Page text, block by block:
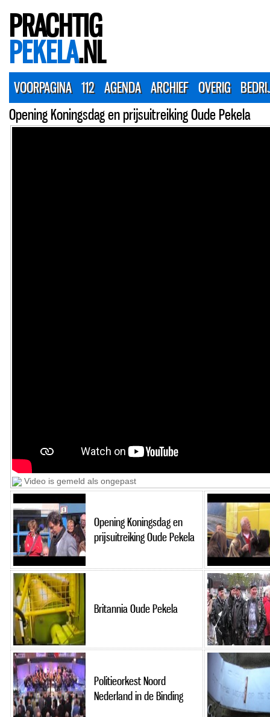
PRACHTIG
PEKELA.NL
VOORPAGINA 112 AGENDA ARCHIEF OVERIG
Opening Koningsdag en prijsuitreiking Oude Pekela
Video is gemeld als ongepast
Opening Koningsdag en
prijsuitreiking Oude Pekela
Britannia Oude Pekela
Politieorkest Noord
Nederland in de Binding